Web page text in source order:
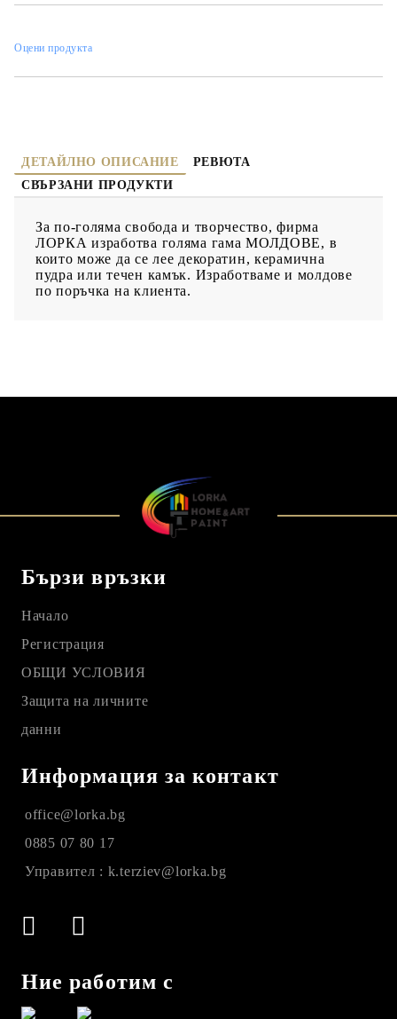
Оцени продукта
ДЕТАЙЛНО ОПИСАНИЕ
РЕВЮТА
СВЪРЗАНИ ПРОДУКТИ
За по-голяма свобода и творчество, фирма
ЛОРКА изработва голяма гама МОЛДОВЕ, в
които може да се лее декоратин, керамична
пудра или течен камък. Изработваме и молдове
по поръчка на клиента.
Бързи връзки
Начало
Регистрация
ОБЩИ УСЛОВИЯ
Защита на личните
данни
Информация за контакт
office@lorka.bg
0885 07 80 17
Управител : k.terziev@lorka.bg
Ние работим с